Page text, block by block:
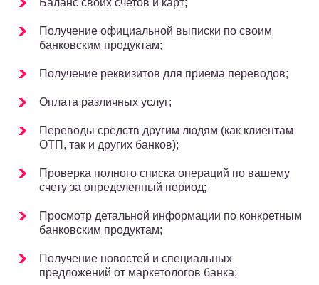
Баланс своих счетов и карт;
Получение официальной выписки по своим
банковским продуктам;
Получение реквизитов для приема переводов;
Оплата различных услуг;
Переводы средств другим людям (как клиентам
ОТП, так и других банков);
Проверка полного списка операций по вашему
счету за определенный период;
Просмотр детальной информации по конкретным
банковским продуктам;
Получение новостей и специальных
предложений от маркетологов банка;